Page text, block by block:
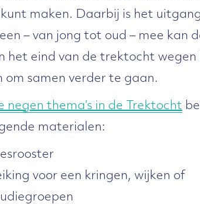
maken. Daarbij is het
– van jong tot oud – mee kan
het eind van de trektocht wegen
om samen verder te gaan.
negen thema’s in de Trektocht
materialen:
voor een kringen, wijken of